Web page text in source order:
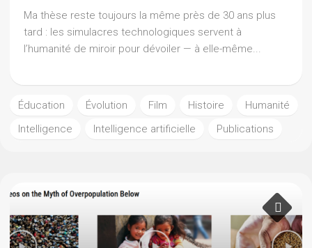
Ma thèse reste toujours la même près de 30 ans plus
tard : les simulacres technologiques servent à
l’humanité de miroir pour dévoiler — à elle-même...
Éducation Évolution Film Histoire
Humanité
Intelligence
Intelligence artificielle Publications